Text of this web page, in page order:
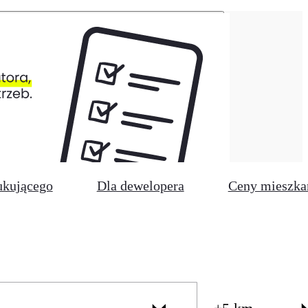
Dla dewelopera Ceny